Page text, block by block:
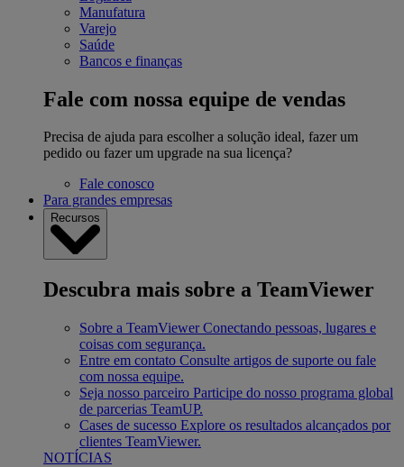
Manufatura
Varejo
Saúde
Bancos e finanças
Fale com nossa equipe de vendas
Precisa de ajuda para escolher a solução ideal, fazer um
pedido ou fazer um upgrade na sua licença?
Fale conosco
Para grandes empresas
Recursos
Descubra mais sobre a TeamViewer
Sobre a TeamViewer Conectando pessoas, lugares e
coisas com segurança.
Entre em contato Consulte artigos de suporte ou fale
com nossa equipe.
Seja nosso parceiro Participe do nosso programa global
de parcerias TeamUP.
Cases de sucesso Explore os resultados alcançados por
clientes TeamViewer.
NOTÍCIAS